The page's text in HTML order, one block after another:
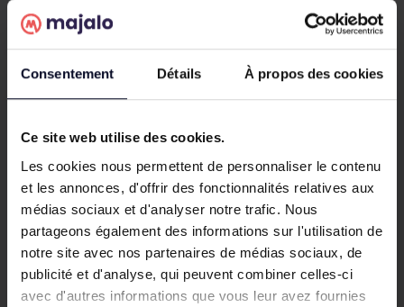
Consentement Détails À propos des cookies
Ce site web utilise des cookies.
Les cookies nous permettent de personnaliser le contenu
et les annonces, d'offrir des fonctionnalités relatives aux
médias sociaux et d'analyser notre trafic. Nous
partageons également des informations sur l'utilisation de
notre site avec nos partenaires de médias sociaux, de
publicité et d'analyse, qui peuvent combiner celles-ci
avec d'autres informations que vous leur avez fournies
Prix
14,73 € Prix
de
base
15,50 €